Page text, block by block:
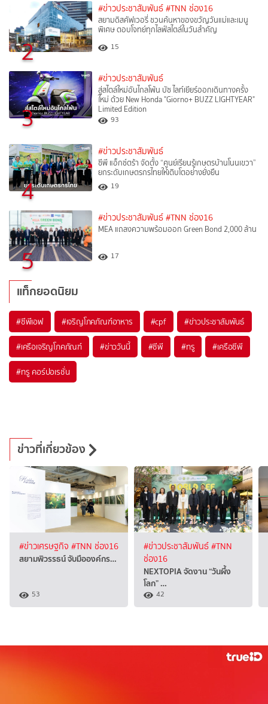
2
#ข่าวประชาสัมพันธ์ #TNN ช่อง16
สยามดิสคัฟเวอรี่ ชวนค้นหาของขวัญวันแม่และเมนู
พิเศษ ตอบโจทย์ทุกไลฟ์สไตล์ในวันสำคัญ
15
3
#ข่าวประชาสัมพันธ์
สู่สไตล์ใหม่อันไกลโพ้น บัซ ไลท์เยียร์ออกเดินทางครั้ง
ใหม่ ด้วย New Honda "Giorno+ BUZZ LIGHTYEAR"
Limited Edition
93
4
#ข่าวประชาสัมพันธ์
ซีพี แอ็กซ์ตร้า จัดตั้ง “ศูนย์เรียนรู้เกษตรบ้านโนนเขวา”
ยกระดับเกษตรกรไทยให้เติบโตอย่างยั่งยืน
19
5
#ข่าวประชาสัมพันธ์ #TNN ช่อง16
MEA แถลงความพร้อมออก Green Bond 2,000 ล้าน
17
แท็กยอดนิยม
#ซีพีเอฟ #เจริญโภคภัณฑ์อาหาร #cpf #ข่าวประชาสัมพันธ์
#เครือเจริญโภคภัณฑ์ #ข่าววันนี้ #ซีพี #ทรู #เครือซีพี
#ทรู คอร์ปอเรชั่น
ข่าวที่เกี่ยวข้อง
#ข่าวเศรษฐกิจ #TNN ช่อง16
สยามพิวรรธน์ จับมือองค์กร…
53
#ข่าวประชาสัมพันธ์#TNN
ช่อง16
NEXTOPIA จัดงาน “วันผึ้ง
โลก” …
42